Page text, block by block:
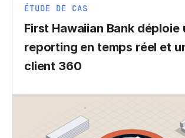
ÉTUDE DE CAS
First Hawaiian Bank déploie
reporting en temps réel et
client 360